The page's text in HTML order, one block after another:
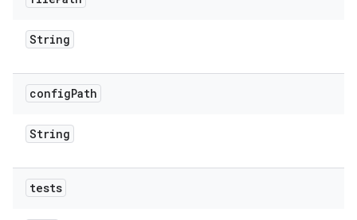
String
configPath
String
tests